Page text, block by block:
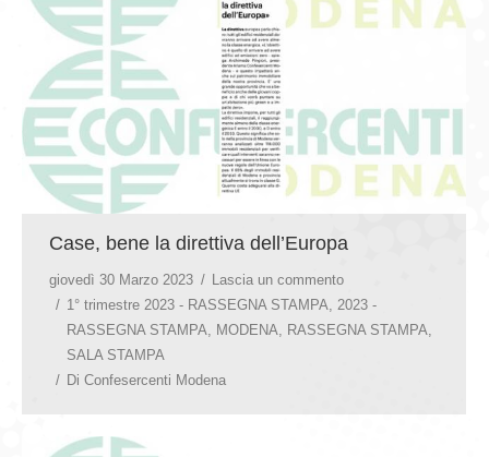
COMUNICATI E NEWS
CONTATTI
Case, bene la direttiva dell’Europa
giovedì 30 Marzo 2023
Lascia un commento
1° trimestre 2023 - RASSEGNA STAMPA, 2023 -
RASSEGNA STAMPA, MODENA, RASSEGNA STAMPA,
SALA STAMPA
Di Confesercenti Modena